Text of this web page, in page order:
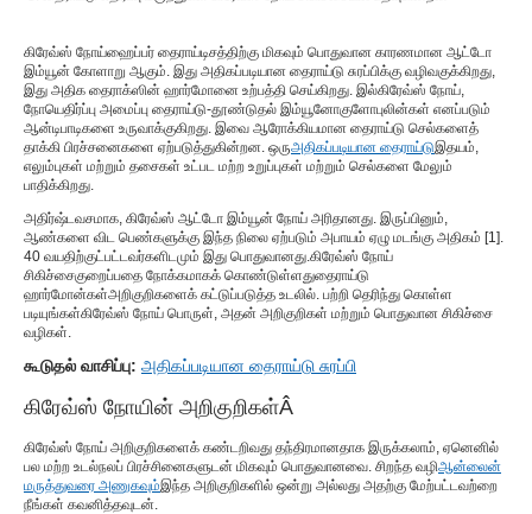
கிரேவ்ஸ் நோய் சிகிச்சைÂ
கிரேவ்ஸ் நோய்ஹைப்பர் தைராய்டிசத்திற்கு மிகவும் பொதுவான காரணமான ஆட்டோ
இம்யூன் கோளாறு ஆகும். இது அதிகப்படியான தைராய்டு சுரப்பிக்கு வழிவகுக்கிறது,
இது அதிக தைராக்ஸின் ஹார்மோனை உற்பத்தி செய்கிறது. இல்கிரேவ்ஸ் நோய்,
நோயெதிர்ப்பு அமைப்பு தைராய்டு-தூண்டுதல் இம்யூனோகுளோபுலின்கள் எனப்படும்
ஆன்டிபாடிகளை உருவாக்குகிறது. இவை ஆரோக்கியமான தைராய்டு செல்களைத்
தாக்கி பிரச்சனைகளை ஏற்படுத்துகின்றன. ஒருஅதிகப்படியான தைராய்டுஇதயம்,
எலும்புகள் மற்றும் தசைகள் உட்பட மற்ற உறுப்புகள் மற்றும் செல்களை மேலும்
பாதிக்கிறது.
அதிர்ஷ்டவசமாக, கிரேவ்ஸ் ஆட்டோ இம்யூன் நோய் அரிதானது. இருப்பினும்,
ஆண்களை விட பெண்களுக்கு இந்த நிலை ஏற்படும் அபாயம் ஏழு மடங்கு அதிகம் [1].
40 வயதிற்குட்பட்டவர்களிடமும் இது பொதுவானது.கிரேவ்ஸ் நோய்
சிகிச்சைகுறைப்பதை நோக்கமாகக் கொண்டுள்ளதுதைராய்டு
ஹார்மோன்கள்அறிகுறிகளைக் கட்டுப்படுத்த உடலில். பற்றி தெரிந்து கொள்ள
படியுங்கள்கிரேவ்ஸ் நோய் பொருள், அதன் அறிகுறிகள் மற்றும் பொதுவான சிகிச்சை
வழிகள்.
கூடுதல் வாசிப்பு: அதிகப்படியான தைராய்டு சுரப்பி
கிரேவ்ஸ் நோயின் அறிகுறிகள்Â
கிரேவ்ஸ் நோய் அறிகுறிகளைக் கண்டறிவது தந்திரமானதாக இருக்கலாம், ஏனெனில்
பல மற்ற உடல்நலப் பிரச்சினைகளுடன் மிகவும் பொதுவானவை. சிறந்த வழிஆன்லைன்
மருத்துவரை அணுகவும்இந்த அறிகுறிகளில் ஒன்று அல்லது அதற்கு மேற்பட்டவற்றை
நீங்கள் கவனித்தவுடன்.